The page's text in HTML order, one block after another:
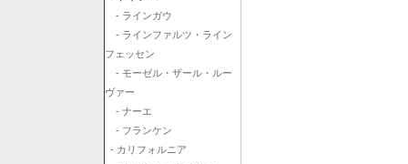
- ラインガウ
- ラインファルツ・ライン
フェッセン
- モーゼル・ザール・ルー
ヴァー
- ナーエ
- フランケン
- カリフォルニア